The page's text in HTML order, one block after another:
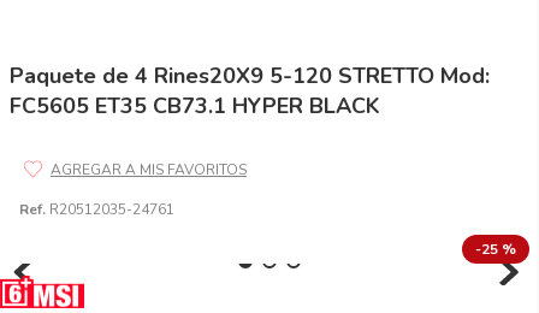
Paquete de 4 Rines20X9 5-120 STRETTO Mod:
FC5605 ET35 CB73.1 HYPER BLACK
Ref. R20512035-24761
-25 %
3.225
7 245